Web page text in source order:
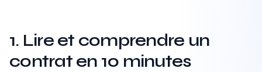
1. Lire et comprendre un
contrat en 10 minutes